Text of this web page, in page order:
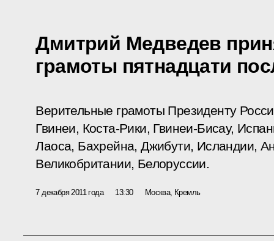
Дмитрий Медведев
грамоты пятнадцати
Верительные грамоты Президенту
Гвинеи, Коста-Рики, Гвинеи-Бисау,
Лаоса, Бахрейна, Джибути, Исландии,
Великобритании, Белоруссии.
7 декабря 2011 года 13:30 Москва, Кремль